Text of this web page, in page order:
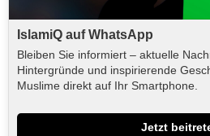
IslamiQ auf WhatsApp
Bleiben Sie informiert – aktuelle
Hintergründe und inspirierende
Muslime direkt auf Ihr Smartphone.
Jetzt